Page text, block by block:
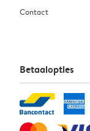
Contact
Betaalopties